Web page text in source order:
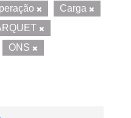
Carga
ONS